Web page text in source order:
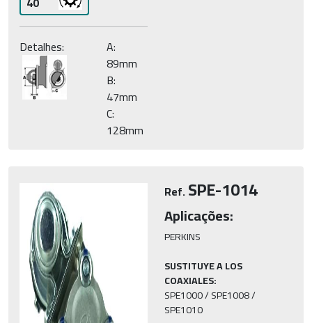
Detalhes:
A:
89mm
B:
47mm
C:
128mm
Ref.SPE-1014
Aplicações:
PERKINS
SUSTITUYE A LOS
COAXIALES:
SPE1000 / SPE1008 /
SPE1010